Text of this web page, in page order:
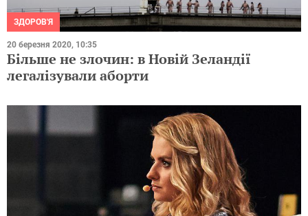
ЗДОРОВ'Я
20 березня 2020, 10:35
Більше не злочин: в Новій Зеландії
легалізували аборти